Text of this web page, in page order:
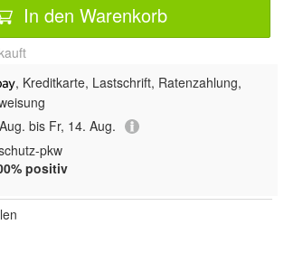
In den Warenkorb
, Kreditkarte, Lastschrift, Ratenzahlung,
bis Fr, 14. Aug.
pkw
positiv